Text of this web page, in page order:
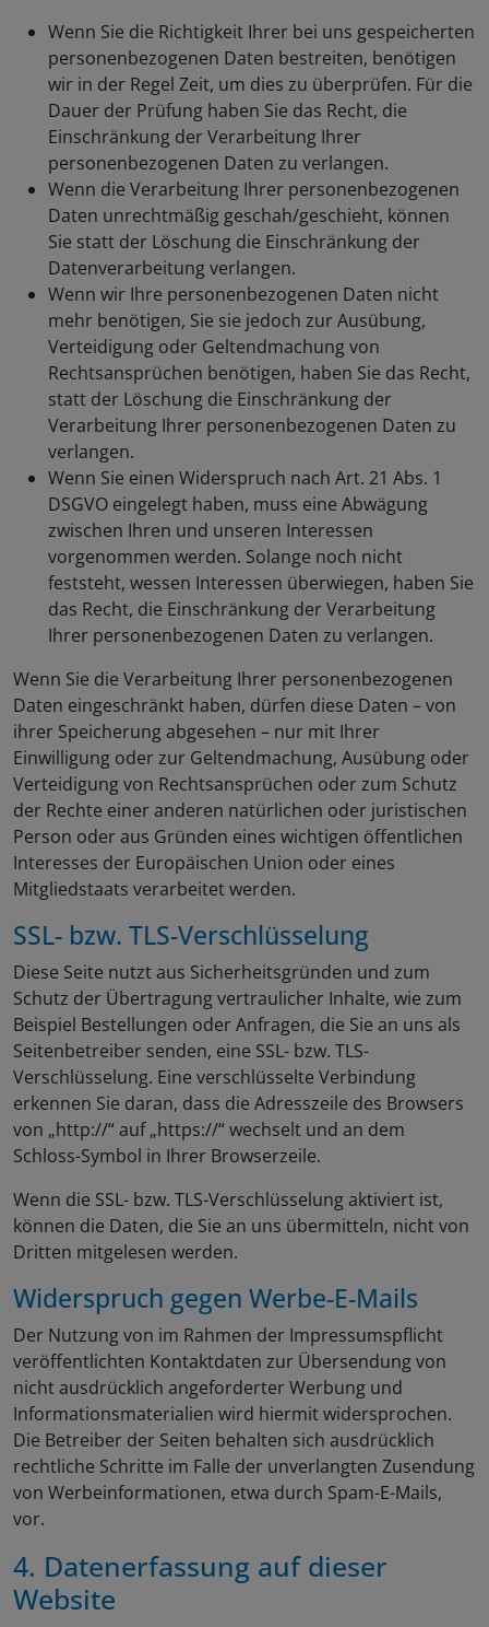
Wenn Sie die Richtigkeit Ihrer bei uns gespeicherten
personenbezogenen Daten bestreiten, benötigen
wir in der Regel Zeit, um dies zu überprüfen. Für die
Dauer der Prüfung haben Sie das Recht, die
Einschränkung der Verarbeitung Ihrer
personenbezogenen Daten zu verlangen.
Wenn die Verarbeitung Ihrer personenbezogenen
Daten unrechtmäßig geschah/geschieht, können
Sie statt der Löschung die Einschränkung der
Datenverarbeitung verlangen.
Wenn wir Ihre personenbezogenen Daten nicht
mehr benötigen, Sie sie jedoch zur Ausübung,
Verteidigung oder Geltendmachung von
Rechtsansprüchen benötigen, haben Sie das Recht,
statt der Löschung die Einschränkung der
Verarbeitung Ihrer personenbezogenen Daten zu
verlangen.
Wenn Sie einen Widerspruch nach Art. 21 Abs. 1
DSGVO eingelegt haben, muss eine Abwägung
zwischen Ihren und unseren Interessen
vorgenommen werden. Solange noch nicht
feststeht, wessen Interessen überwiegen, haben Sie
das Recht, die Einschränkung der Verarbeitung
Ihrer personenbezogenen Daten zu verlangen.
Wenn Sie die Verarbeitung Ihrer personenbezogenen
Daten eingeschränkt haben, dürfen diese Daten – von
ihrer Speicherung abgesehen – nur mit Ihrer
Einwilligung oder zur Geltendmachung, Ausübung oder
Verteidigung von Rechtsansprüchen oder zum Schutz
der Rechte einer anderen natürlichen oder juristischen
Person oder aus Gründen eines wichtigen öffentlichen
Interesses der Europäischen Union oder eines
Mitgliedstaats verarbeitet werden.
SSL- bzw. TLS-Verschlüsselung
Diese Seite nutzt aus Sicherheitsgründen und zum
Schutz der Übertragung vertraulicher Inhalte, wie zum
Beispiel Bestellungen oder Anfragen, die Sie an uns als
Seitenbetreiber senden, eine SSL- bzw. TLS-
Verschlüsselung. Eine verschlüsselte Verbindung
erkennen Sie daran, dass die Adresszeile des Browsers
von „http://“ auf „https://“ wechselt und an dem
Schloss-Symbol in Ihrer Browserzeile.
Wenn die SSL- bzw. TLS-Verschlüsselung aktiviert ist,
können die Daten, die Sie an uns übermitteln, nicht von
Dritten mitgelesen werden.
Widerspruch gegen Werbe-E-Mails
Der Nutzung von im Rahmen der Impressumspflicht
veröffentlichten Kontaktdaten zur Übersendung von
nicht ausdrücklich angeforderter Werbung und
Informationsmaterialien wird hiermit widersprochen.
Die Betreiber der Seiten behalten sich ausdrücklich
rechtliche Schritte im Falle der unverlangten Zusendung
von Werbeinformationen, etwa durch Spam-E-Mails,
vor.
4. Datenerfassung auf dieser
Website